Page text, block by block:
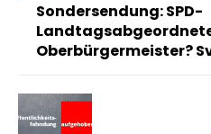
Sondersendung: SPD-
Oberbürgermeister?